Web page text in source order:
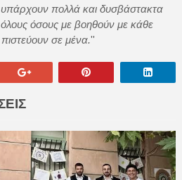
πολλά και δυσβάστακτα
όσους με βοηθούν με κάθε
σε μένα.''